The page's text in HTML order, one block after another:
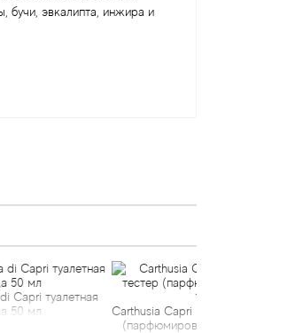
бучи, эвкалипта, инжира и
Carthusia Capri Forget Me Not тестер
(парфюмированная вода) 100 мл